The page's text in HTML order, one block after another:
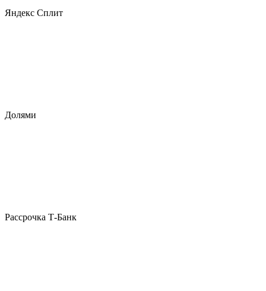
Яндекс Сплит
Долями
Рассрочка Т-Банк